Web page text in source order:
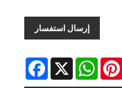
إرسال استفسار
Facebook X
WhatsAppPinterest